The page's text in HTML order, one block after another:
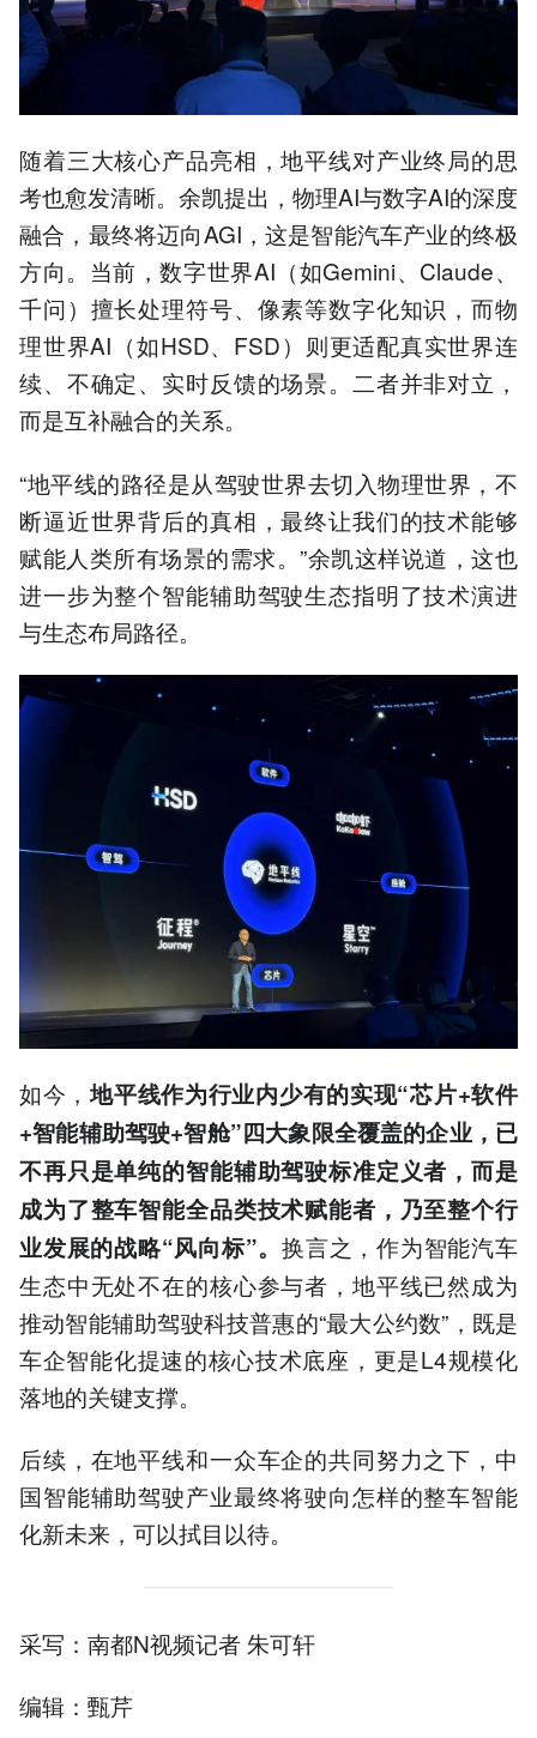
随着三大核心产品亮相，地平线对产业终局的思
考也愈发清晰。余凯提出，物理AI与数字AI的深度
融合，最终将迈向AGI，这是智能汽车产业的终极
方向。当前，数字世界AI（如Gemini、Claude、
千问）擅长处理符号、像素等数字化知识，而物
理世界AI（如HSD、FSD）则更适配真实世界连
续、不确定、实时反馈的场景。二者并非对立，
而是互补融合的关系。
“地平线的路径是从驾驶世界去切入物理世界，不
断逼近世界背后的真相，最终让我们的技术能够
赋能人类所有场景的需求。”余凯这样说道，这也
进一步为整个智能辅助驾驶生态指明了技术演进
与生态布局路径。
如今，地平线作为行业内少有的实现“芯片+软件
+智能辅助驾驶+智舱”四大象限全覆盖的企业，已
不再只是单纯的智能辅助驾驶标准定义者，而是
成为了整车智能全品类技术赋能者，乃至整个行
业发展的战略“风向标”。换言之，作为智能汽车
生态中无处不在的核心参与者，地平线已然成为
推动智能辅助驾驶科技普惠的“最大公约数”，既是
车企智能化提速的核心技术底座，更是L4规模化
落地的关键支撑。
后续，在地平线和一众车企的共同努力之下，中
国智能辅助驾驶产业最终将驶向怎样的整车智能
化新未来，可以拭目以待。
采写：南都N视频记者 朱可轩
编辑：甄芹